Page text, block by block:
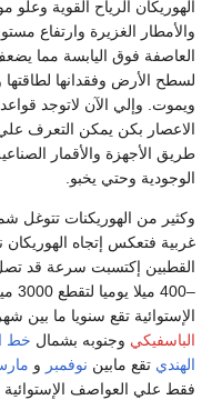
الهوريكان الرياح القوية وعلو
والأمطار الغزيرة وارتفاع
العاصفة فوق اليابسة مما
لسطح الأرض وفقدانها
ويموت. وإلي الآن لاتوجد
الاعصار بكن يمكن التعرف
طريق الأجهزة والأقمار
الوجودية وحتي يخبو.
وكثير من الهوريكنات تتوغل
غربية فتعكس إتجاه
الإستوائية تقع سنويا ما بين
الباسفيكي وجنوبه بشمال خط
الهندي تقع مابين نوفمبر و
فقط علي العواصف الإستوائية